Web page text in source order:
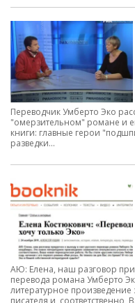
Переводчик Умберто Эко
"омерзительном" романе и
книги: главные герои
разведки...
АЮ: Елена, наш разговор
перевода романа Умберто
литературное произведение